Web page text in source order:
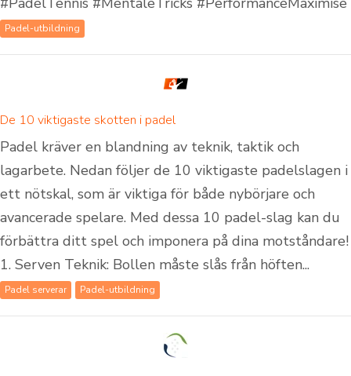
Padel-utbildning
De 10 viktigaste skotten i padel
Padel kräver en blandning av teknik, taktik och
lagarbete. Nedan följer de 10 viktigaste padelslagen i
ett nötskal, som är viktiga för både nybörjare och
avancerade spelare. Med dessa 10 padel-slag kan du
förbättra ditt spel och imponera på dina motståndare!
1. Serven Teknik: Bollen måste slås från höften...
Padel serverar Padel-utbildning